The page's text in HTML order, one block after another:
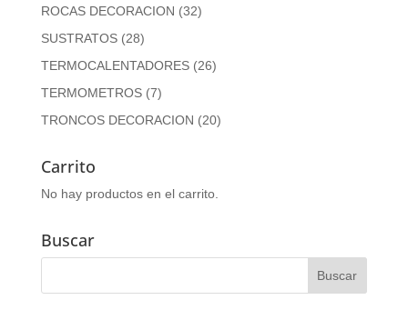
ROCAS DECORACION (32)
SUSTRATOS (28)
TERMOCALENTADORES (26)
TERMOMETROS (7)
TRONCOS DECORACION (20)
Carrito
No hay productos en el carrito.
Buscar